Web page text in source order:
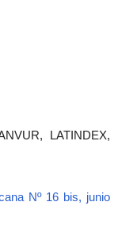
LATINDEX,
Nº 16 bis, junio